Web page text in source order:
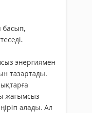
энергиямен
тазартады.
жағымсыз
алады. Ал